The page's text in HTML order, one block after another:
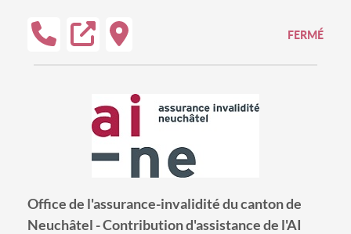
FERMÉ
Office de l'assurance-invalidité du canton de
Neuchâtel - Contribution d'assistance de l'AI